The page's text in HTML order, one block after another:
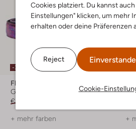
Cookies platziert. Du kannst
Einstellungen" klicken, um mehr
erhalten oder deine Präferenzen
Reject
Cookie-
-30%
Floris Van Bommel
Gürtel
€ 89,99
+ mehr farben +